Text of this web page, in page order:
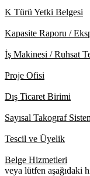
K Türü Yetki Belgesi
Kapasite Raporu /
İş Makinesi / Ruhsat
Proje Ofisi
Dış Ticaret Birimi
Sayısal Takograf
Tescil ve Üyelik
Belge Hizmetleri
veya lütfen aşağıdaki